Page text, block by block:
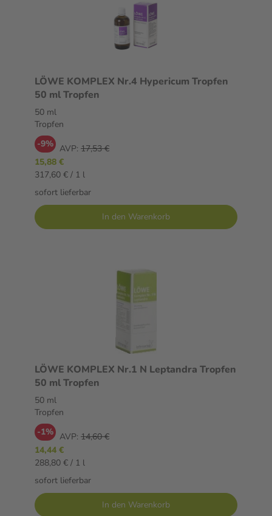
LÖWE KOMPLEX Nr.4 Hypericum Tropfen
50 ml Tropfen
50 ml
Tropfen
-9% AVP: 17,53 €
15,88 €
317,60 € / 1 l
sofort lieferbar
In den Warenkorb
LÖWE KOMPLEX Nr.1 N Leptandra Tropfen
50 ml Tropfen
50 ml
Tropfen
-1% AVP: 14,60 €
14,44 €
288,80 € / 1 l
sofort lieferbar
In den Warenkorb